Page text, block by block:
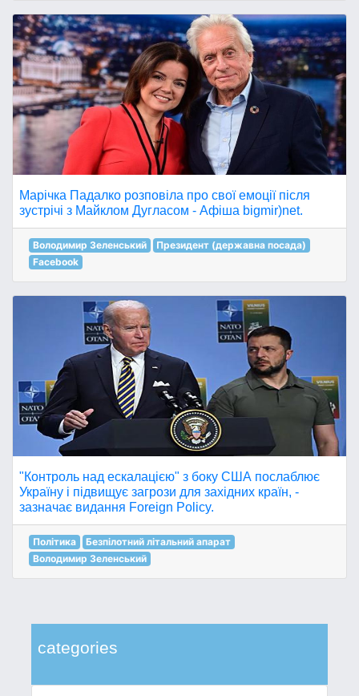
categories
Марічка Падалко розповіла про свої емоції після
зустрічі з Майклом Дугласом - Афіша bigmir)net.
Володимир Зеленський
Президент (державна посада)
Facebook
"Контроль над ескалацією" з боку США послаблює
Україну і підвищує загрози для західних країн, -
зазначає видання Foreign Policy.
Політика
Безпілотний літальний апарат
Володимир Зеленський